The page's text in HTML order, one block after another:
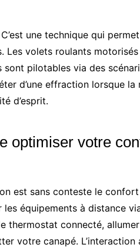
une technique qui permet
Les volets roulants
pilotables via des
d’une effraction lorsque la
d’esprit.
optimiser votre
est sans conteste le confort
équipements à distance
thermostat connecté,
votre canapé. L’interaction